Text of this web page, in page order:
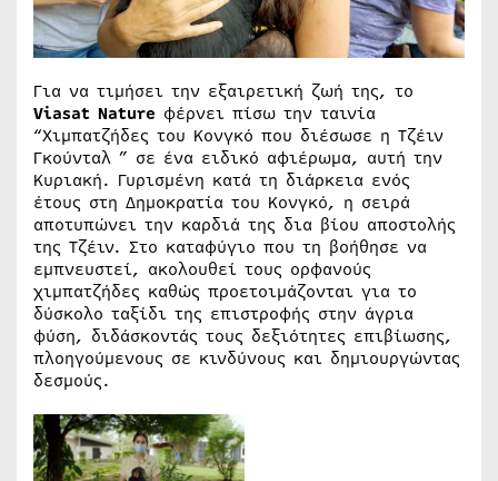
Για να τιμήσει την εξαιρετική ζωή της, το
Viasat Nature φέρνει πίσω την ταινία
“Χιμπατζήδες του Κονγκό που διέσωσε η Τζέιν
Γκούνταλ ” σε ένα ειδικό αφιέρωμα, αυτή την
Κυριακή. Γυρισμένη κατά τη διάρκεια ενός
έτους στη Δημοκρατία του Κονγκό, η σειρά
αποτυπώνει την καρδιά της δια βίου αποστολής
της Τζέιν. Στο καταφύγιο που τη βοήθησε να
εμπνευστεί, ακολουθεί τους ορφανούς
χιμπατζήδες καθώς προετοιμάζονται για το
δύσκολο ταξίδι της επιστροφής στην άγρια ​​
φύση, διδάσκοντάς τους δεξιότητες επιβίωσης,
πλοηγούμενους σε κινδύνους και δημιουργώντας
δεσμούς.